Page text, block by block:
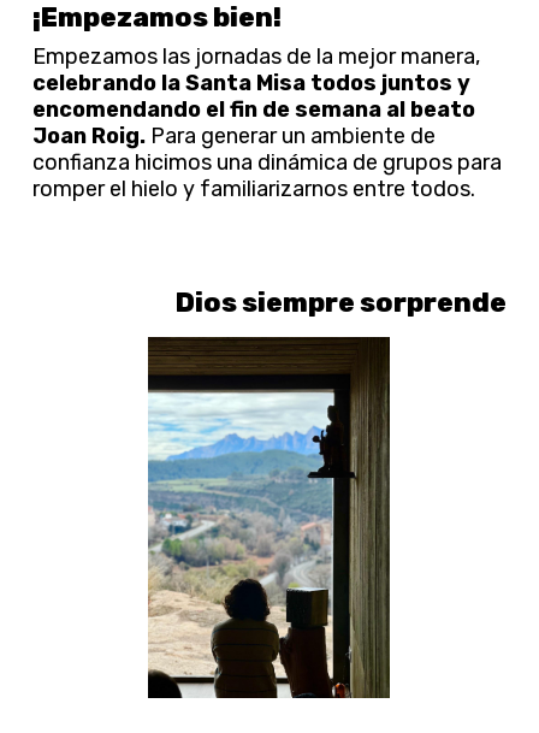
¡Empezamos bien!
Empezamos las jornadas de la mejor manera,
celebrando la Santa Misa todos juntos y
encomendando el fin de semana al beato
Joan Roig. Para generar un ambiente de
confianza hicimos una dinámica de grupos para
romper el hielo y familiarizarnos entre todos.
Dios siempre sorprende